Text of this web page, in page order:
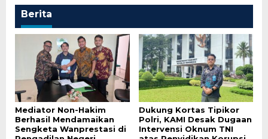
Berita
Mediator Non-Hakim
Berhasil Mendamaikan
Sengketa Wanprestasi di
Dukung Kortas Tipikor
Polri, KAMI Desak Dugaan
Intervensi Oknum TNI